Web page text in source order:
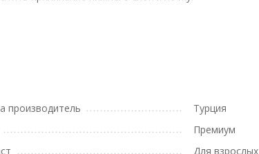
производитель
Турция
Премиум
Для взрослых